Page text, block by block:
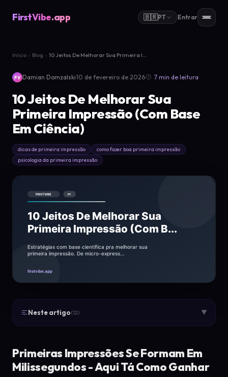
FirstVibe.app 🇧🇷PT Entrar
Início › Blog › 10 Jeitos De Melhorar Sua Primeira Im...
FV Damian Domzalski·10 de fevereiro de 2026· 7 min de leitura
10 Jeitos De Melhorar Sua
Primeira Impressão (Com Base
Em Ciência)
dicas de primeira impressão
como fazer boa primeira impressão
psicologia da primeira impressão
Neste artigo(12) ▼
Primeiras Impressões Se Formam Em
Milissegundos - Aqui Tá Como Ganhar